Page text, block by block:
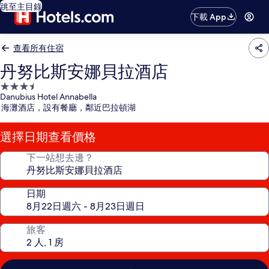
跳至主目錄
下載 App
查看所有住宿
丹努比斯安娜貝拉酒店
3.5
星
級
住
宿
Danubius Hotel Annabella
海灘酒店，設有餐廳，鄰近巴拉頓湖
選擇日期查看價格
下一站想去邊？
日期
旅客